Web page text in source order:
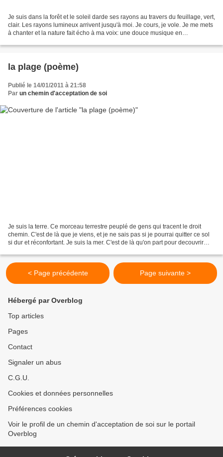
Je suis dans la forêt et le soleil darde ses rayons au travers du feuillage, vert,
clair. Les rayons lumineux arrivent jusqu'à moi. Je cours, je vole. Je me mets
à chanter et la nature fait écho à ma voix: une douce musique en
la plage (poème)
Publié le 14/01/2011 à 21:58
Par un chemin d'acceptation de soi
Je suis la terre. Ce morceau terrestre peuplé de gens qui tracent le droit
chemin. C'est de là que je viens, et je ne sais pas si je pourrai quitter ce sol
si dur et réconfortant. Je suis la mer. C'est de là qu'on part pour decouvrir
< Page précédente Page suivante >
Hébergé par Overblog
Top articles
Pages
Contact
Signaler un abus
C.G.U.
Cookies et données personnelles
Préférences cookies
Voir le profil de un chemin d'acceptation de soi sur le portail
Overblog